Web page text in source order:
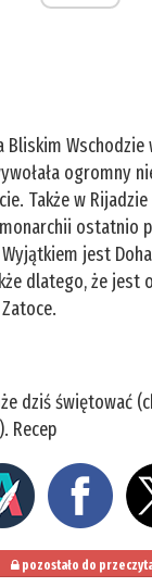
Bliskim Wschodzie
ogromny
Także w
ostatnio
jest
dlatego, że jest
dziś świętować
Recep
pozostało do